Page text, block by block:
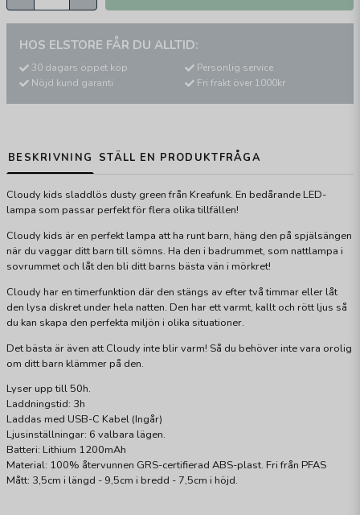
HOS ELSTORE FÅR DU ALLTID:
30 dagars öppet köp
Nöjd kund garanti
Personlig service
Fri frakt över 1000kr
BESKRIVNING STÄLL EN PRODUKTFRÅGA
Cloudy kids sladdlös dusty green från Kreafunk. En bedårande LED-
lampa som passar perfekt för flera olika tillfällen!
Cloudy kids är en perfekt lampa att ha runt barn, häng den på spjälsängen
när du vaggar ditt barn till sömns. Ha den i badrummet, som nattlampa i
sovrummet och låt den bli ditt barns bästa vän i mörkret!
Cloudy har en timerfunktion där den stängs av efter två timmar eller låt
den lysa diskret under hela natten. Den har ett varmt, kallt och rött ljus så
du kan skapa den perfekta miljön i olika situationer.
Det bästa är även att Cloudy inte blir varm! Så du behöver inte vara orolig
om ditt barn klämmer på den.
Lyser upp till 50h.
Laddningstid: 3h
Laddas med USB-C Kabel (Ingår)
Ljusinställningar: 6 valbara lägen.
Batteri: Lithium 1200mAh
Material: 100% återvunnen GRS-certifierad ABS-plast. Fri från PFAS
Mått: 3,5cm i längd - 9,5cm i bredd - 7,5cm i höjd.